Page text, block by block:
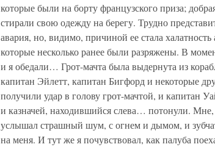
которые были на борту французского приза;
стирали свою одежду на берегу. Трудно
авария, но, видимо, причиной ее стала
которые несколько ранее были разряжены. В
и я обедали… Грот-мачта была выдернута из
капитан Эйлетт, капитан Бигфорд и некоторые
получили удар в голову грот-мачтой, и капитан
и казначей, находившийся слева… потонули.
услышал страшный шум, с огнем и дымом, и
на меня. И тут же я почувствовал, как палуба